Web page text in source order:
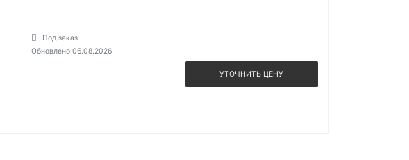
Под заказ
Обновлено 06.08.2026
УТОЧНИТЬ ЦЕНУ